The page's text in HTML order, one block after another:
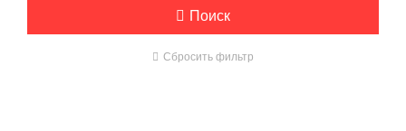
Поиск
Сбросить фильтр